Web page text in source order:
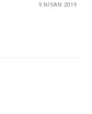
9 NISAN 2019